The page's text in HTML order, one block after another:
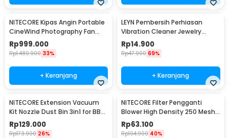
NITECORE Kipas Angin Portable
CineWind Photography Fan
7900RPM - CW30
Rp999.000
Rp1.480.900 33%
+ Keranjang
LEYN Pembersih Perhiasan
Vibration Cleaner Jewelry
Cleaning Machine - MES-775
Rp14.900
Rp47.900 69%
+ Keranjang
NITECORE Extension Vacuum
Kit Nozzle Dust Bin 3in1 for BB
Nano Blower - NIA007
Rp129.000
Rp173.900 26%
NITECORE Filter Pengganti
Blower High Density 250 Mesh
for BB Nano - NIA006
Rp63.100
Rp104.900 40%